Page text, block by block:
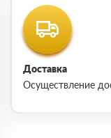
Доставка
Осуществление